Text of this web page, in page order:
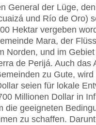
General der Lüge,
und Río de Oro)
Hektar vergeben
Mara, der
Norden, und im
de Perijá. Auch das
zu Gute, wird
seien für lokale
Millionen Dollar in
die geeigneten
zu schaffen.